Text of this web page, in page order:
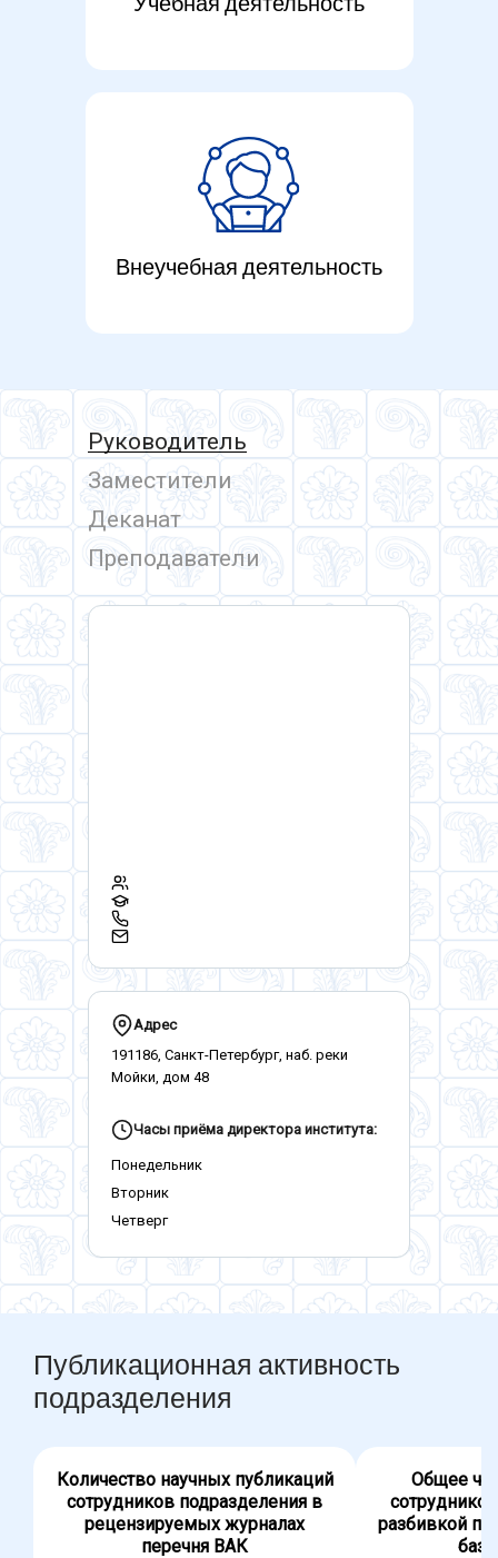
Внеучебная деятельность
Руководитель
Заместители
Деканат
Преподаватели
Адрес
191186, Санкт-Петербург, наб. реки
Мойки, дом 48
Часы приёма директора института:
Понедельник
Вторник
Четверг
Публикационная активность
подразделения
Количество научных публикаций
сотрудников подразделения в
рецензируемых журналах
перечня ВАК
Общее
разбивкой